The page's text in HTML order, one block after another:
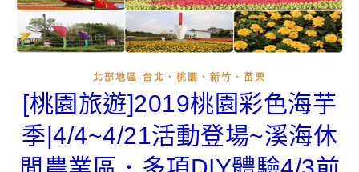
北部地區-台北、桃園、新竹、苗栗
[桃園旅遊]2019桃園彩色海芋
季|4/4~4/21活動登場~溪海休